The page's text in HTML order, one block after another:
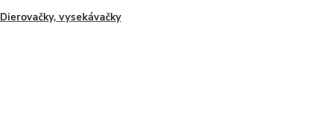
Dierovačky, vysekávačky